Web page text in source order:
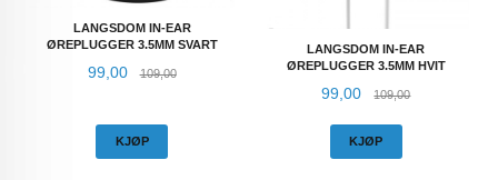
LANGSDOM IN-EAR
ØREPLUGGER 3.5MM SVART
Tilbud
99,00 109,00Rabatt
KJØP
LANGSDOM IN-EAR
ØREPLUGGER 3.5MM HVIT
Tilbud
99,00 109,00Rabatt
KJØP